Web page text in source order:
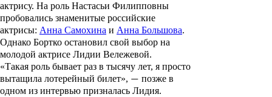
актрису. На роль Настасьи Филипповны
пробовались знаменитые российские
актрисы: Анна Самохина и Анна Большова.
Однако Бортко остановил свой выбор на
молодой актрисе Лидии Вележевой.
«Такая роль бывает раз в тысячу лет, я просто
вытащила лотерейный билет», — позже в
одном из интервью призналась Лидия.